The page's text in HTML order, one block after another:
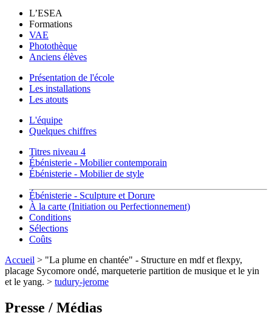
L’ESEA
Formations
VAE
Photothèque
Anciens élèves
Présentation de l'école
Les installations
Les atouts
L'équipe
Quelques chiffres
Titres niveau 4
Ébénisterie - Mobilier contemporain
Ébénisterie - Mobilier de style
Ébénisterie - Sculpture et Dorure
À la carte (Initiation ou Perfectionnement)
Conditions
Sélections
Coûts
Accueil > "La plume en chantée" - Structure en mdf et flexpy,
placage Sycomore ondé, marqueterie partition de musique et le yin
et le yang. > tudury-jerome
Presse / Médias